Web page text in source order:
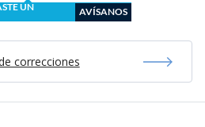
UN
AVÍSANOS
correcciones